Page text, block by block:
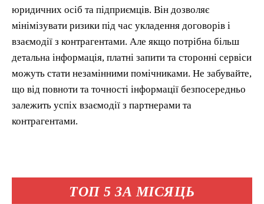
ТОП 5 ЗА МІСЯЦЬ
юридичних осіб та підприємців. Він дозволяє
мінімізувати ризики під час укладення договорів і
взаємодії з контрагентами. Але якщо потрібна більш
детальна інформація, платні запити та сторонні сервіси
можуть стати незамінними помічниками. Не забувайте,
що від повноти та точності інформації безпосередньо
залежить успіх взаємодії з партнерами та
контрагентами.